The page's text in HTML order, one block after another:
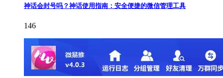
神话会封号吗？神话使用指南：安全便捷的微信管理工具
146